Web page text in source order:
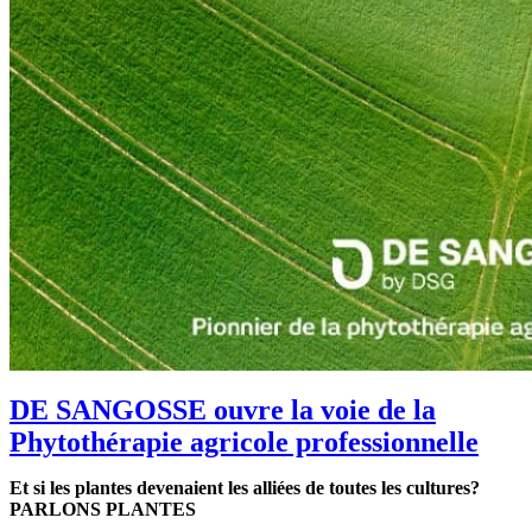
DE SANGOSSE ouvre la voie de la
Phytothérapie agricole professionnelle
Et si les plantes devenaient les alliées de toutes les cultures?
PARLONS PLANTES